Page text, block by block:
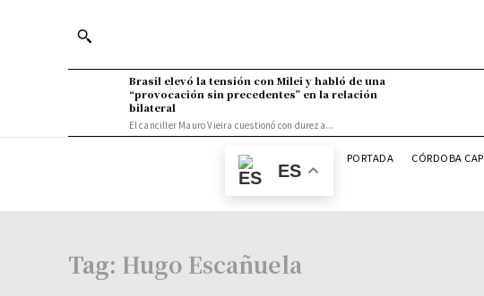
Brasil elevó la tensión con Milei y habló de una
“provocación sin precedentes” en la relación
bilateral
El canciller Mauro Vieira cuestionó con dureza...
ES
PORTADA CÓRDOBA
Tag: Hugo Escañuela